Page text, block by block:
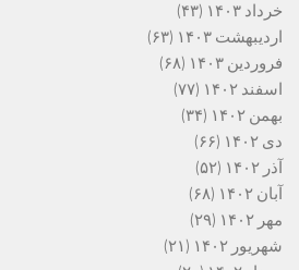
خرداد ۱۴۰۳
(۴۳)
اردیبهشت ۱۴۰۳
(۶۳)
فروردین ۱۴۰۳
(۶۸)
اسفند ۱۴۰۲
(۷۷)
بهمن ۱۴۰۲
(۳۴)
دی ۱۴۰۲
(۶۶)
آذر ۱۴۰۲
(۵۲)
آبان ۱۴۰۲
(۶۸)
مهر ۱۴۰۲
(۲۹)
شهریور ۱۴۰۲
(۲۱)